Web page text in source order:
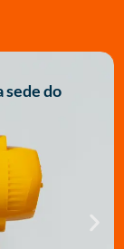
sede do